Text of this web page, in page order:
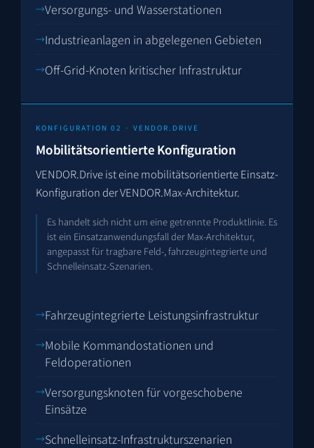
Versorgungs- und Wasser­stationen
Industrieanlagen in abgelegenen Gebieten
Off-Grid-Knoten kritischer Infrastruktur
KONFIGURATION 02 · VENDOR.DRIVE
Mobilitätsorientierte Konfiguration
VENDOR.Drive ist eine mobilitätsorientierte Einsatz-
Konfiguration der VENDOR.Max-Architektur.
Es handelt sich nicht um eine getrennte Produktlinie. Es
ist ein Einsatz­anwendungsfall der Max-Architektur,
angepasst für tragbare Feld-, fahrzeug­integrierte und
Schnell­einsatz-Szenarien.
Fahrzeug­integrierte Leistungs­infrastruktur
Mobile Kommando­stationen und
Feldoperationen
Versorgungs­knoten für vorgeschobene
Einsätze
Schnell­einsatz-Infrastruktur­szenarien